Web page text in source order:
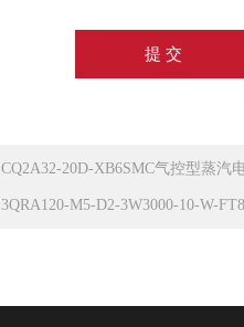
CQ2A32-20D-XB6SMC气控型蒸汽
3QRA120-M5-D2-3W3000-10-W-